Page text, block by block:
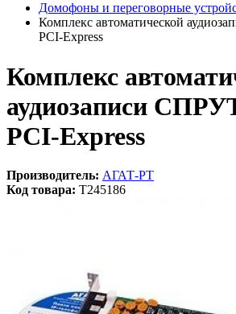
Домофоны и переговорные
Комплекс автоматической
PCI-Express
Комплекс
аудиозаписи
PCI-Express
Производитель: АГАТ-РТ
Код товара: T245186